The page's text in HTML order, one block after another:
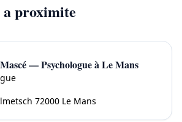
a proximite
— Psychologue à Le Mans
72000 Le Mans